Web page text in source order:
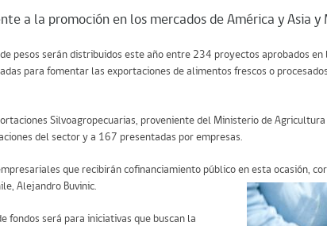
a la promoción en los mercados de América y Asia y
pesos serán distribuidos este año entre 234 proyectos aprobados
para fomentar las exportaciones de alimentos frescos o
Silvoagropecuarias, proveniente del Ministerio de
del sector y a 167 presentadas por empresas.
que recibirán cofinanciamiento público en esta ocasión,
Alejandro Buvinic.
fondos será para iniciativas que buscan la